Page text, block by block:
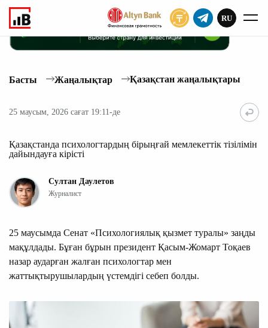
ЖАЗЫЛУ
RU
Басты Жаңалықтар Қазақстан жаңалықтары
25 маусым, 2026 сағат 19:11-де
Қазақстанда психологтардың бірыңғай мемлекеттік тізілімін
дайындауға кірісті
Султан Даулетов
Журналист
25 маусымда Сенат «Психологиялық қызмет туралы» заңды
мақұлдады. Бұған бұрын президент Қасым-Жомарт Тоқаев
назар аударған жалған психологтар мен
жаттықтырушылардың үстемдігі себеп болды.